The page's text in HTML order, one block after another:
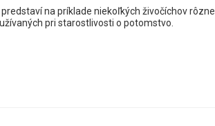
na príklade niekoľkých živočíchov rôzne
pri starostlivosti o potomstvo.